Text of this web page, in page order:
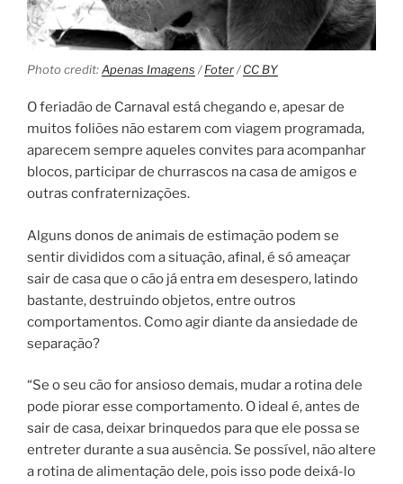
Photo credit:Apenas Imagens /Foter/CC BY
O feriadão de Carnaval está chegando e, apesar de
muitos foliões não estarem com viagem programada,
aparecem sempre aqueles convites para acompanhar
blocos, participar de churrascos na casa de amigos e
outras confraternizações.
Alguns donos de animais de estimação podem se
sentir divididos com a situação, afinal, é só ameaçar
sair de casa que o cão já entra em desespero, latindo
bastante, destruindo objetos, entre outros
comportamentos. Como agir diante da ansiedade de
separação?
“Se o seu cão for ansioso demais, mudar a rotina dele
pode piorar esse comportamento. O ideal é, antes de
sair de casa, deixar brinquedos para que ele possa se
entreter durante a sua ausência. Se possível, não altere
a rotina de alimentação dele, pois isso pode deixá-lo